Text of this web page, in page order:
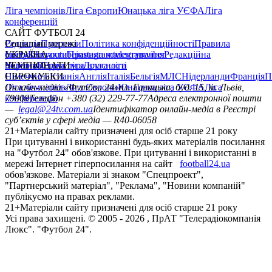
Ліга чемпіонівЛіга ЄвропиЮнацька ліга УЄФАЛіга
конференцій
САЙТ ФУТБОЛ 24
РедакціяПрогнозиПолітика конфіденційностіПравила
сайтуКонтактиПравила коментуванняРедакційна
політикаСтруктура власності
Соціальні мережі
facebookxyoutubeinstagramtelegramviber
УКРАЇНА
УкраїнаПерша лігаДруга ліга
ЧЕМПІОНАТИ
НімеччинаІспаніяАнгліяІталіяБельгіяМЛСНідерландиФранція
ЄВРОКУБКИ
Ліга чемпіонівЛіга ЄвропиЮнацька ліга УЄФАЛіга
конференцій
Онлайн-медіа «Футбол 24»пл. Галицька, буд. 15, м. Львів,
79008Телефон +380 (32) 229-77-77Адреса електронної пошти
— legal@24tv.com.uaІдентифікатор онлайн-медіа в Реєстрі
суб’єктів у сфері медіа — R40-06058
21+Матеріали сайту призначені для осіб старше 21 року
При цитуванні і використанні будь-яких матеріалів посилання
на "Футбол 24" обов'язкове. При цитуванні і використанні в
мережі Інтернет гіперпосилання на сайт
football24.ua
обов'язкове. Матеріали зі знаком "Спецпроект",
"Партнерський матеріал", "Реклама", "Новини компаній"
публікуємо на правах реклами.
21+Матеріали сайту призначені для осіб старше 21 року
Усi права захищенi. © 2005 - 2026 , ПрАТ "Телерадіокомпанія
Люкс". "Футбол 24".